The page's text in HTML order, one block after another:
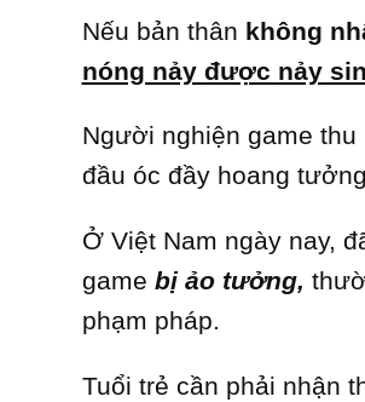
Nếu bản thân không
nóng nảy được nảy
Người nghiện game
đầu óc đầy hoang
Ở Việt Nam ngày nay,
game bị ảo tưởng,
phạm pháp.
Tuổi trẻ cần phải nhận